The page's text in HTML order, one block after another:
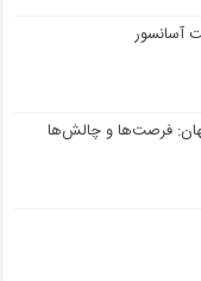
آسانسور
جهان: فرصت‌ها و چالش‌ها